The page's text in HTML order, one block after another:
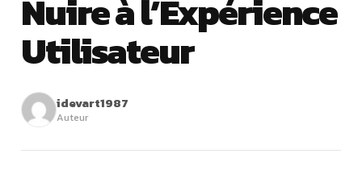
Nuire à l’Expérience
Utilisateur
idevart1987
Auteur